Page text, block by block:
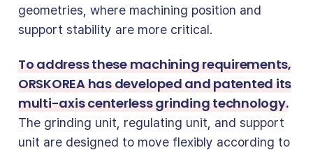
geometries, where machining position and
support stability are more critical.
To address these machining requirements,
ORSKOREA has developed and patented its
multi-axis centerless grinding technology.
The grinding unit, regulating unit, and support
unit are designed to move flexibly according to